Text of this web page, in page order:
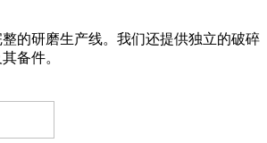
的研磨生产线。我们还提供独立的破碎
备件。